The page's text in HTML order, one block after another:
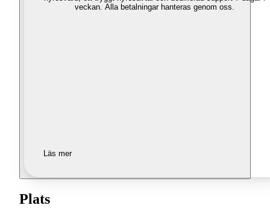
veckan. Alla betalningar hanteras genom oss.
Läs mer
Plats